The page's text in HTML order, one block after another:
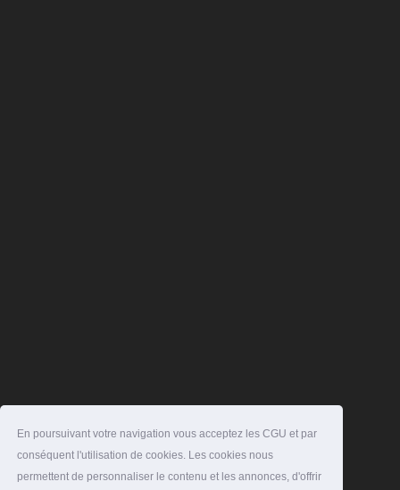
En poursuivant votre navigation vous acceptez les CGU et par
conséquent l'utilisation de cookies. Les cookies nous
permettent de personnaliser le contenu et les annonces, d'offrir